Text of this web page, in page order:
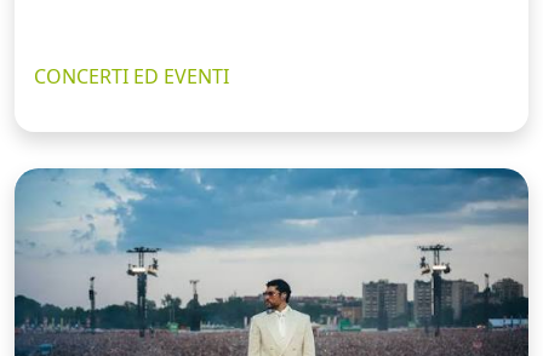
CONCERTI ED EVENTI